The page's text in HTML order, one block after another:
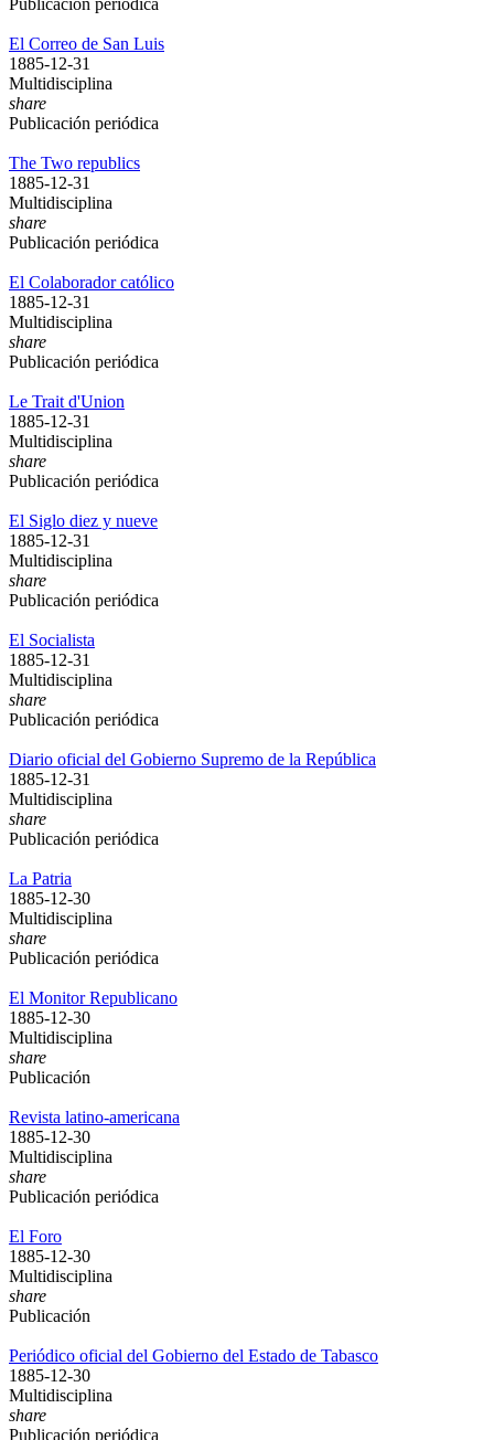
Publicación periódica
El Correo de San Luis
1885-12-31
Multidisciplina
share
Publicación periódica
The Two republics
1885-12-31
Multidisciplina
share
Publicación periódica
El Colaborador católico
1885-12-31
Multidisciplina
share
Publicación periódica
Le Trait d'Union
1885-12-31
Multidisciplina
share
Publicación periódica
El Siglo diez y nueve
1885-12-31
Multidisciplina
share
Publicación periódica
El Socialista
1885-12-31
Multidisciplina
share
Publicación periódica
Diario oficial del Gobierno Supremo de la República
1885-12-31
Multidisciplina
share
Publicación periódica
La Patria
1885-12-30
Multidisciplina
share
Publicación periódica
El Monitor Republicano
1885-12-30
Multidisciplina
share
Publicación
Revista latino-americana
1885-12-30
Multidisciplina
share
Publicación periódica
El Foro
1885-12-30
Multidisciplina
share
Publicación
Periódico oficial del Gobierno del Estado de Tabasco
1885-12-30
Multidisciplina
share
Publicación periódica